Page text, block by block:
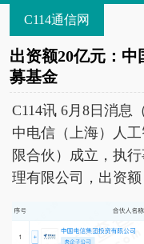
C114通信网
出资额20亿元：
募基金
C114讯 6月8日消息
中电信（上海）人
限合伙）成立，执
理有限公司，出资额